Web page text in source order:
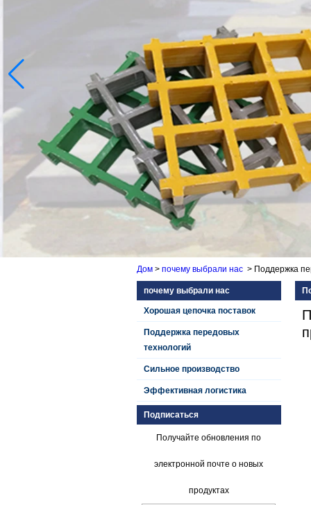
Дом> почему выбрали нас> Поддержка
почему выбрали нас
Хорошая цепочка поставок
Поддержка передовых
технологий
Сильное производство
Эффективная логистика
Подписаться
Получайте обновления по
электронной почте о новых
продуктах